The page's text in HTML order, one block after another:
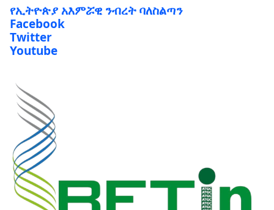
የኢትዮጵያ አእምሯዊ ንብረት ባለስልጣን
Facebook
Twitter
Youtube